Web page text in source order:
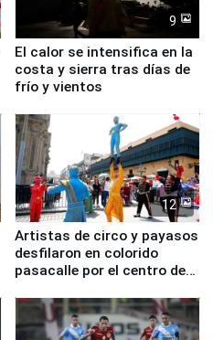
9
El calor se intensifica en la
costa y sierra tras días de
frío y vientos
12
Artistas de circo y payasos
desfilaron en colorido
pasacalle por el centro de